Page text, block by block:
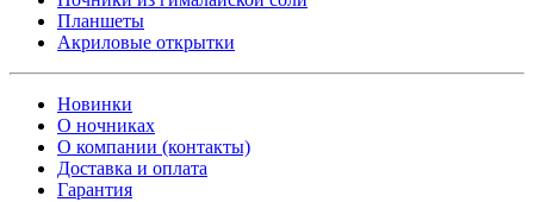
Планшеты
Акриловые открытки
Новинки
О ночниках
О компании (контакты)
Доставка и оплата
Гарантия